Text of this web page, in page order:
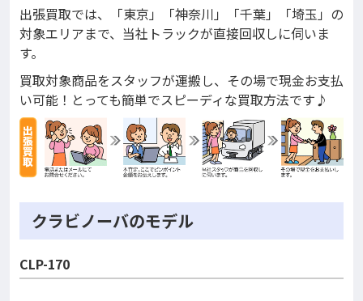
出張買取では、「東京」「神奈川」「千葉」「埼玉」の
対象エリアまで、当社トラックが直接回収しに伺いま
す。
買取対象商品をスタッフが運搬し、その場で現金お支払
い可能！とっても簡単でスピーディな買取方法です♪
クラビノーバのモデル
CLP-170